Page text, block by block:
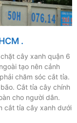
.
cây xanh quận 6
tạo nên cảnh
chăm sóc cắt tỉa.
Cắt tỉa cây chính
cho người dân.
cắt tỉa cây xanh dưới